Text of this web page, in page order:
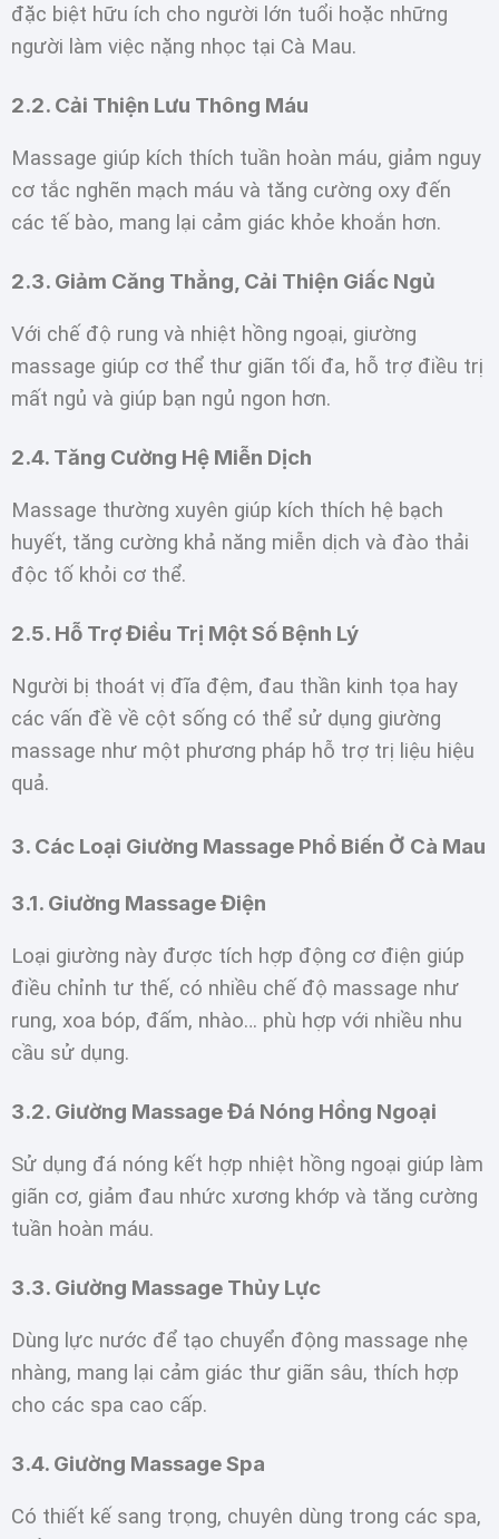
đặc biệt hữu ích cho người lớn tuổi hoặc những
người làm việc nặng nhọc tại Cà Mau.
2.2. Cải Thiện Lưu Thông Máu
Massage giúp kích thích tuần hoàn máu, giảm nguy
cơ tắc nghẽn mạch máu và tăng cường oxy đến
các tế bào, mang lại cảm giác khỏe khoắn hơn.
2.3. Giảm Căng Thẳng, Cải Thiện Giấc Ngủ
Với chế độ rung và nhiệt hồng ngoại, giường
massage giúp cơ thể thư giãn tối đa, hỗ trợ điều trị
mất ngủ và giúp bạn ngủ ngon hơn.
2.4. Tăng Cường Hệ Miễn Dịch
Massage thường xuyên giúp kích thích hệ bạch
huyết, tăng cường khả năng miễn dịch và đào thải
độc tố khỏi cơ thể.
2.5. Hỗ Trợ Điều Trị Một Số Bệnh Lý
Người bị thoát vị đĩa đệm, đau thần kinh tọa hay
các vấn đề về cột sống có thể sử dụng giường
massage như một phương pháp hỗ trợ trị liệu hiệu
quả.
3. Các Loại Giường Massage Phổ Biến Ở Cà Mau
3.1. Giường Massage Điện
Loại giường này được tích hợp động cơ điện giúp
điều chỉnh tư thế, có nhiều chế độ massage như
rung, xoa bóp, đấm, nhào… phù hợp với nhiều nhu
cầu sử dụng.
3.2. Giường Massage Đá Nóng Hồng Ngoại
Sử dụng đá nóng kết hợp nhiệt hồng ngoại giúp làm
giãn cơ, giảm đau nhức xương khớp và tăng cường
tuần hoàn máu.
3.3. Giường Massage Thủy Lực
Dùng lực nước để tạo chuyển động massage nhẹ
nhàng, mang lại cảm giác thư giãn sâu, thích hợp
cho các spa cao cấp.
3.4. Giường Massage Spa
Có thiết kế sang trọng, chuyên dùng trong các spa,